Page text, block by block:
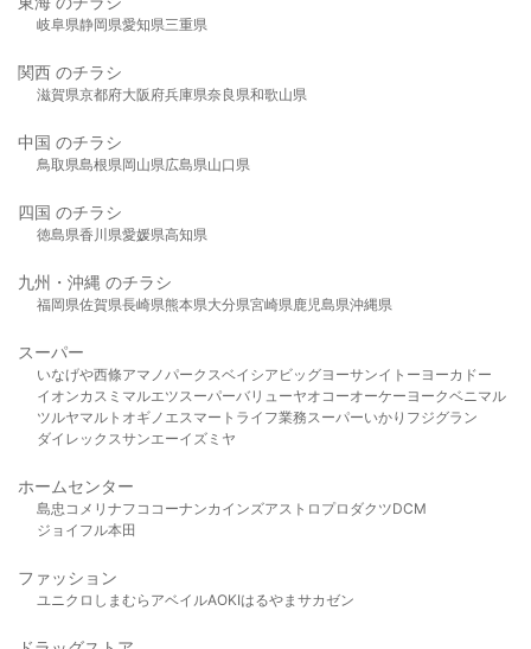
岐阜県静岡県愛知県三重県
関西 のチラシ
滋賀県京都府大阪府兵庫県奈良県和歌山県
中国 のチラシ
鳥取県島根県岡山県広島県山口県
四国 のチラシ
徳島県香川県愛媛県高知県
九州・沖縄 のチラシ
福岡県佐賀県長崎県熊本県大分県宮崎県鹿児島県沖縄県
スーパー
いなげや西條アマノパークスベイシア ビッグヨーサンイトーヨーカドー
イオンカスミ マルエツスーパーバリューヤオコーオーケー ヨークベニマル
ツルヤマルト オギノ エスマート ライフ業務スーパーいかり フジグラン
ダイレックスサンエーイズミヤ
ホームセンター
島忠 コメリ ナフコ コーナンカインズアストロプロダクツDCM
ジョイフル本田
ファッション
ユニクロ しまむら アベイルAOKIはるやま サカゼン